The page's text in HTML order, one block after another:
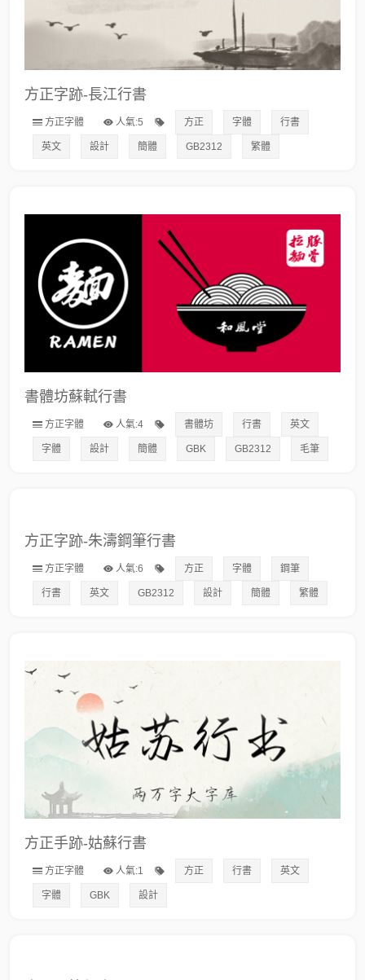
方正字跡-長江行書
方正字體 人氣:5 方正 字體 行書
英文 設計 簡體 GB2312 繁體
書體坊蘇軾行書
方正字體 人氣:4 書體坊 行書 英文
字體 設計 簡體 GBK GB2312 毛筆
方正字跡-朱濤鋼筆行書
方正字體 人氣:6 方正 字體 鋼筆
行書 英文 GB2312 設計 簡體 繁體
方正手跡-姑蘇行書
方正字體 人氣:1 方正 行書 英文
字體 GBK 設計